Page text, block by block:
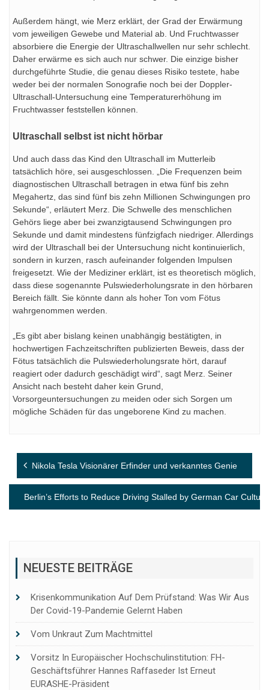
Außerdem hängt, wie Merz erklärt, der Grad der Erwärmung
vom jeweiligen Gewebe und Material ab. Und Fruchtwasser
absorbiere die Energie der Ultraschallwellen nur sehr schlecht.
Daher erwärme es sich auch nur schwer. Die einzige bisher
durchgeführte Studie, die genau dieses Risiko testete, habe
weder bei der normalen Sonografie noch bei der Doppler-
Ultraschall-Untersuchung eine Temperaturerhöhung im
Fruchtwasser feststellen können.
Ultraschall selbst ist nicht hörbar
Und auch dass das Kind den Ultraschall im Mutterleib
tatsächlich höre, sei ausgeschlossen. „Die Frequenzen beim
diagnostischen Ultraschall betragen in etwa fünf bis zehn
Megahertz, das sind fünf bis zehn Millionen Schwingungen pro
Sekunde“, erläutert Merz. Die Schwelle des menschlichen
Gehörs liege aber bei zwanzigtausend Schwingungen pro
Sekunde und damit mindestens fünfzigfach niedriger. Allerdings
wird der Ultraschall bei der Untersuchung nicht kontinuierlich,
sondern in kurzen, rasch aufeinander folgenden Impulsen
freigesetzt. Wie der Mediziner erklärt, ist es theoretisch möglich,
dass diese sogenannte Pulswiederholungsrate in den hörbaren
Bereich fällt. Sie könnte dann als hoher Ton vom Fötus
wahrgenommen werden.
„Es gibt aber bislang keinen unabhängig bestätigten, in
hochwertigen Fachzeitschriften publizierten Beweis, dass der
Fötus tatsächlich die Pulswiederholungsrate hört, darauf
reagiert oder dadurch geschädigt wird“, sagt Merz. Seiner
Ansicht nach besteht daher kein Grund,
Vorsorgeuntersuchungen zu meiden oder sich Sorgen um
mögliche Schäden für das ungeborene Kind zu machen.
Beitragsnavigation
Nikola Tesla Visionärer Erfinder und verkanntes Genie
Berlin’s Efforts to Reduce Driving Stalled by German Car Culture
NEUESTE BEITRÄGE
Krisenkommunikation Auf Dem Prüfstand: Was Wir Aus
Der Covid-19-Pandemie Gelernt Haben
Vom Unkraut Zum Machtmittel
Vorsitz In Europäischer Hochschulinstitution: FH-
Geschäftsführer Hannes Raffaseder Ist Erneut
EURASHE-Präsident